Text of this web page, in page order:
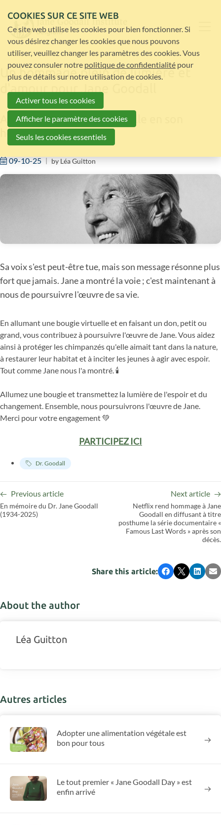
Un hommage plein de lumière et
d'amour pour Jane Goodall
Allumez une bougie virtuelle en son
honneur
09-10-25 by Léa Guitton
Sa voix s'est peut-être tue, mais son message résonne plus
fort que jamais. Jane a montré la voie ; c'est maintenant à
nous de poursuivre l'œuvre de sa vie.
En allumant une bougie virtuelle et en faisant un don, petit ou
grand, vous contribuez à poursuivre l'œuvre de Jane. Vous aidez
ainsi à protéger les chimpanzés qu'elle aimait tant dans la nature,
à restaurer leur habitat et à inciter les jeunes à agir avec espoir.
Tout comme Jane nous l'a montré. 🕯
Allumez une bougie et transmettez la lumière de l'espoir et du
changement. Ensemble, nous poursuivrons l'œuvre de Jane.
Merci pour votre engagement 💚
PARTICIPEZ ICI
Dr. Goodall
Previous article
En mémoire du Dr. Jane Goodall
(1934-2025)
Next article
Netflix rend hommage à Jane
Goodall en diffusant à titre
posthume la série documentaire «
Famous Last Words » après son
décès.
Share this article: Facebook
X
About the author
Léa Guitton
Autres articles
Adopter une alimentation végétale est
bon pour tous
Le tout premier « Jane Goodall Day » est
enfin arrivé
COOKIES SUR CE SITE WEB
Ce site web utilise les cookies pour bien fonctionner. Si
vous désirez changer les cookies que nous pouvons
utiliser, veuillez changer les paramètres des cookies. Vous
pouvez consuler notre politique de confidentialité pour
plus de détails sur notre utilisation de cookies.
Activer tous les cookies
Afficher le paramètre des cookies
Seuls les cookies essentiels